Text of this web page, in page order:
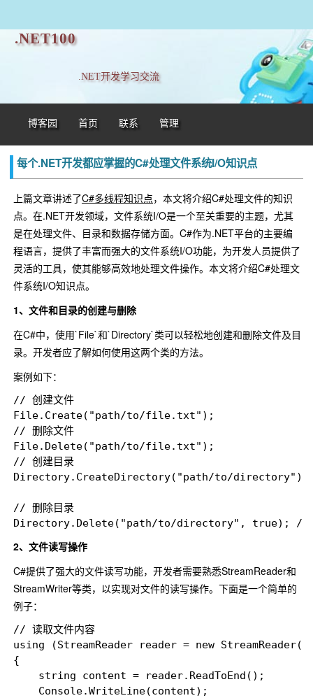
.NET100
.NET开发学习交流
博客园 首页 联系 管理
每个.NET开发都应掌握的C#处理文件系统I/O知识点
上篇文章讲述了C#多线程知识点，本文将介绍C#处理文件的知识
点。在.NET开发领域，文件系统I/O是一个至关重要的主题，尤其
是在处理文件、目录和数据存储方面。C#作为.NET平台的主要编
程语言，提供了丰富而强大的文件系统I/O功能，为开发人员提供了
灵活的工具，使其能够高效地处理文件操作。本文将介绍C#处理文
件系统I/O知识点。
1、文件和目录的创建与删除
在C#中，使用`File`和`Directory`类可以轻松地创建和删除文件及目
录。开发者应了解如何使用这两个类的方法。
案例如下：
// 创建文件
File.Create("path/to/file.txt");
// 删除文件
File.Delete("path/to/file.txt");
// 创建目录
Directory.CreateDirectory("path/to/directory");
// 删除目录
2、文件读写操作
C#提供了强大的文件读写功能，开发者需要熟悉StreamReader和
StreamWriter等类，以实现对文件的读写操作。下面是一个简单的
例子：
// 读取文件内容
using (StreamReader reader = new
{
    string content = reader.ReadToEnd();
    Console.WriteLine(content);